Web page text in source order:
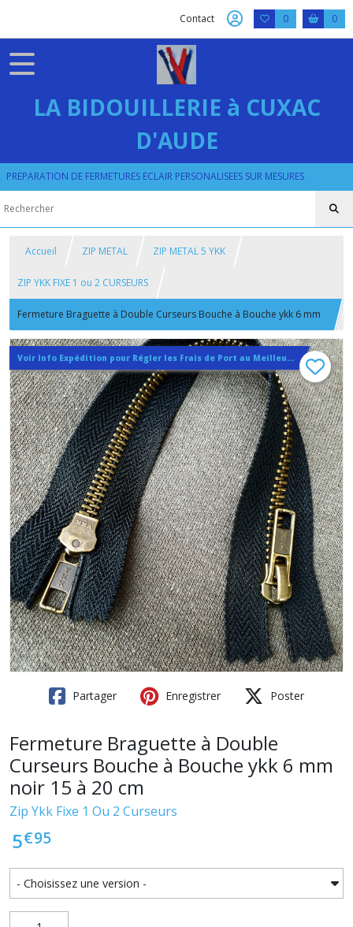
Contact 0 0
LA BIDOUILLERIE à CUXAC
D'AUDE
PREPARATION DE FERMETURES ECLAIR PERSONALISEES SUR MESURES
Accueil ZIP METAL ZIP METAL 5 YKK
ZIP YKK FIXE 1 ou 2 CURSEURS
Fermeture Braguette à Double Curseurs Bouche à Bouche ykk 6 mm
noir 15 à 20 cm
Voir Info Expédition pour Régler les Frais de Port au Meilleur Prix , En haut d'ecran à Droite
Partager Enregistrer Poster
Fermeture Braguette à Double
Curseurs Bouche à Bouche ykk 6 mm
noir 15 à 20 cm
Zip Ykk Fixe 1 Ou 2 Curseurs
5€95